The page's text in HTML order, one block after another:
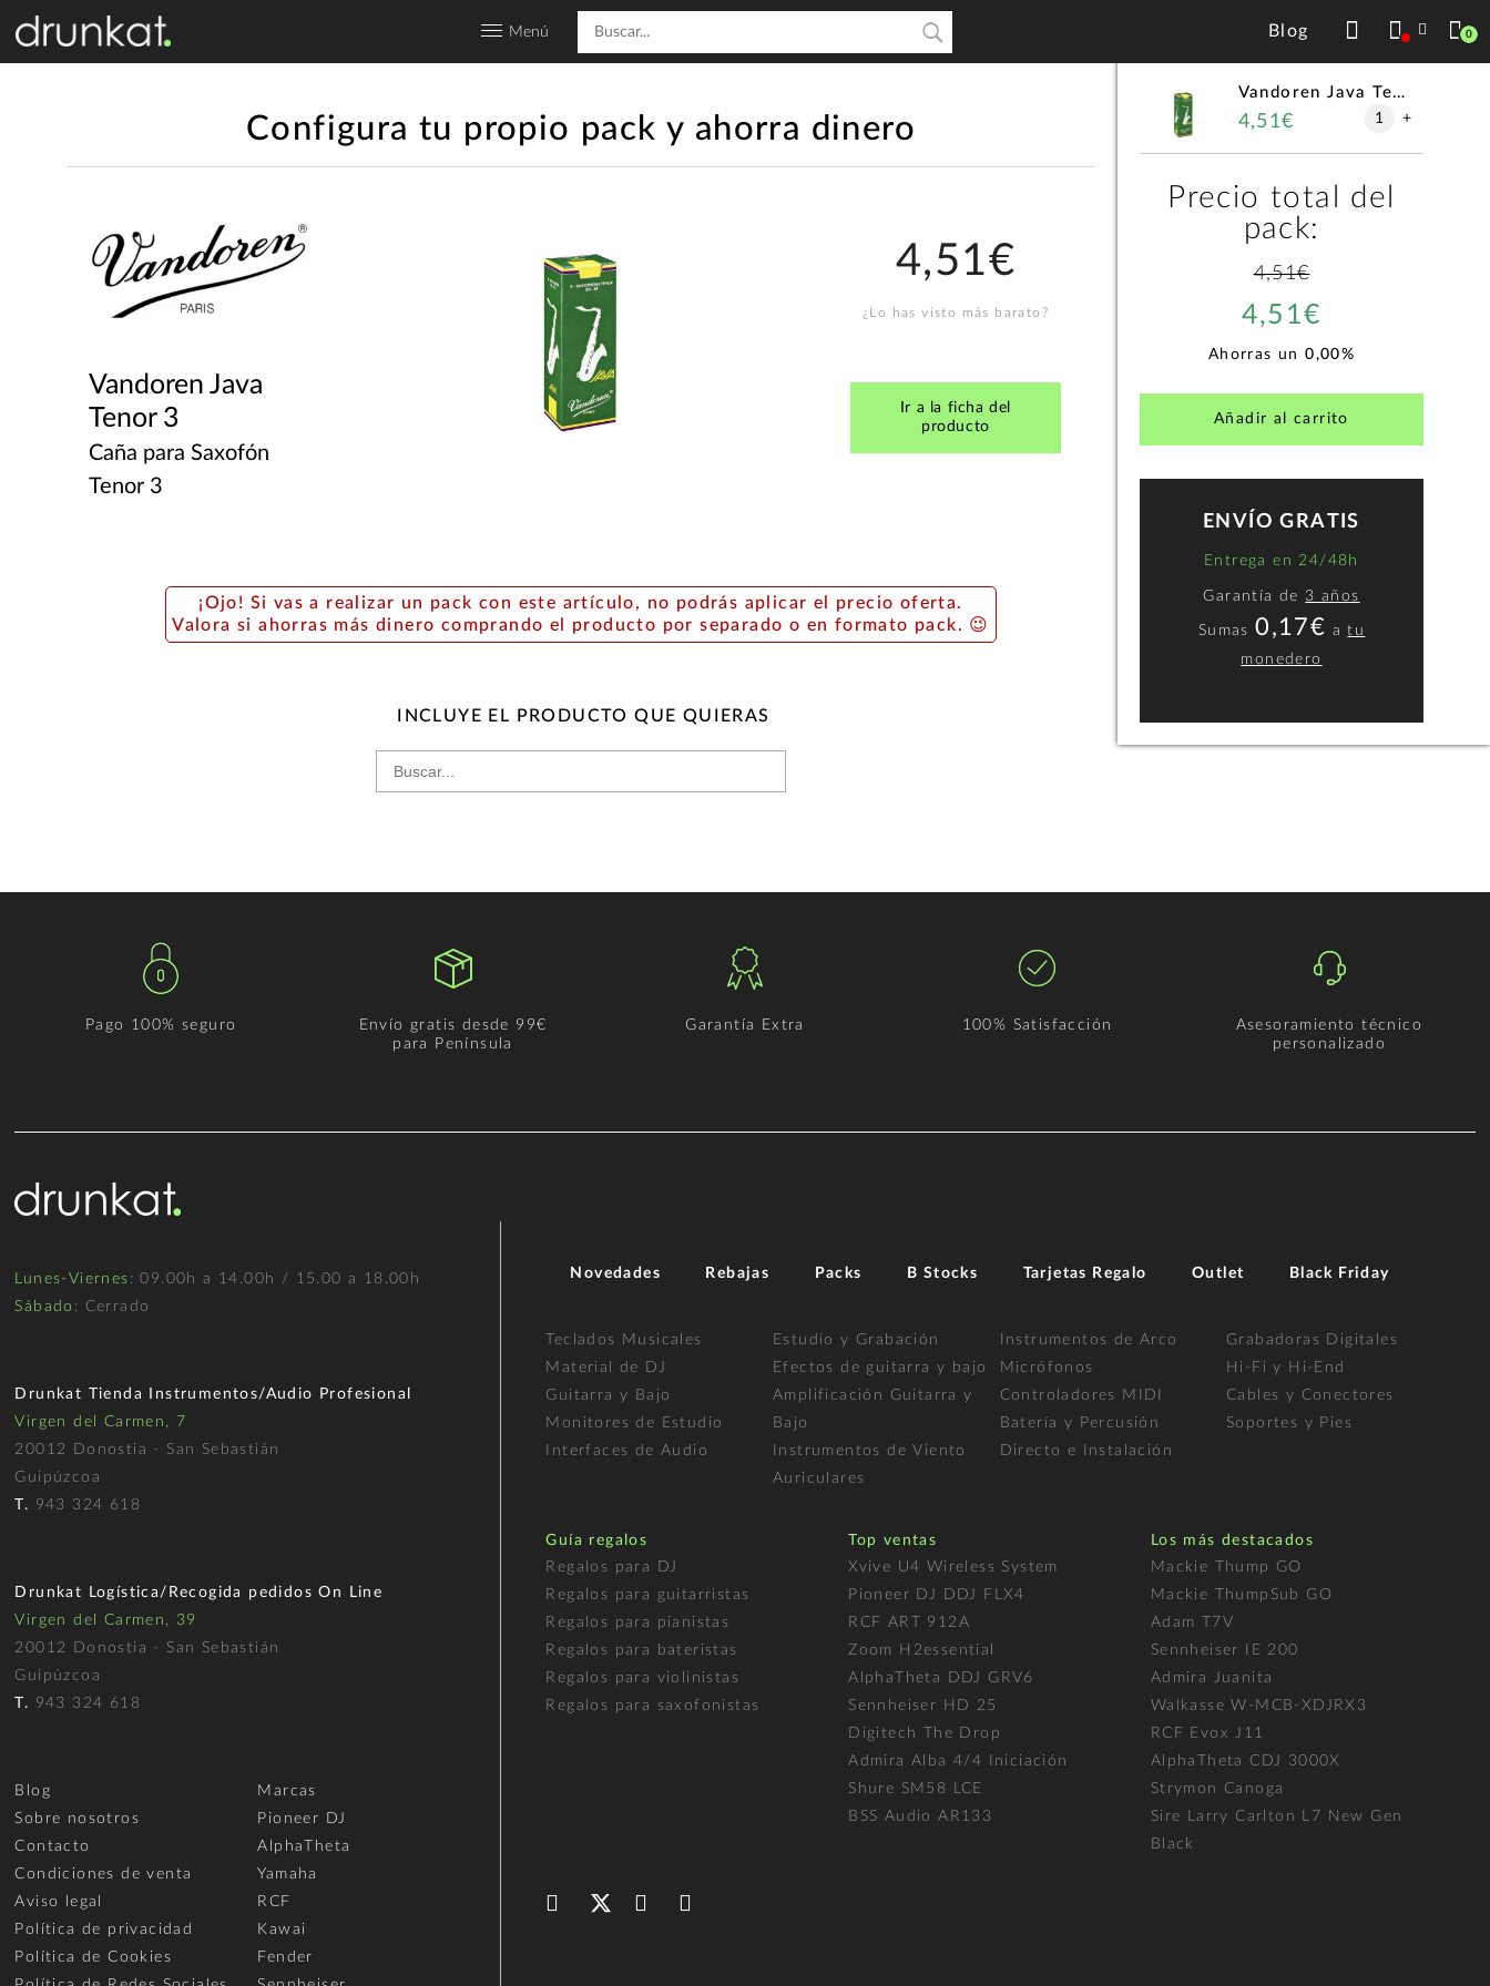
Menú Blog 0
Configura tu propio pack y ahorra dinero
Vandoren Java
Tenor 3
Caña para Saxofón
Tenor 3
4,51€
¿Lo has visto más barato?
Ir a la ficha del
producto
¡Ojo! Si vas a realizar un pack con este artículo, no podrás aplicar el precio oferta.
Valora si ahorras más dinero comprando el producto por separado o en formato pack. 😉
INCLUYE EL PRODUCTO QUE QUIERAS
CONFIGURACIÓN
Vandoren Java Tenor 3
4,51€ 1 +
Precio total del
pack:
4,51€
4,51€
Ahorras un0,00%
Añadir al carrito
ENVÍO GRATIS
Entrega en 24/48h
Garantía de 3 años
Sumas0,17€ atu
monedero
Pago 100% seguro
Envío gratis desde 99€
para Península
Garantía Extra 100% Satisfacción
Asesoramiento técnico
personalizado
Lunes-Viernes : 09.00h a 14.00h / 15.00 a 18.00h
Sábado : Cerrado
Drunkat Tienda Instrumentos/Audio Profesional
Virgen del Carmen, 7
20012 Donostia - San Sebastián
Guipúzcoa
T. 943 324 618
Drunkat Logística/Recogida pedidos On Line
Virgen del Carmen, 39
20012 Donostia - San Sebastián
Guipúzcoa
T. 943 324 618
Blog
Sobre nosotros
Contacto
Condiciones de venta
Aviso legal
Política de privacidad
Política de Cookies
Marcas
Pioneer DJ
AlphaTheta
Yamaha
RCF
Kawai
Fender
Novedades Rebajas Packs B Stocks Tarjetas Regalo Outlet Black Friday
Teclados Musicales
Material de DJ
Guitarra y Bajo
Monitores de Estudio
Interfaces de Audio
Estudio y Grabación
Efectos de guitarra y bajo
Amplificación Guitarra y
Bajo
Instrumentos de Viento
Auriculares
Instrumentos de Arco
Micrófonos
Controladores MIDI
Batería y Percusión
Directo e Instalación
Grabadoras Digitales
Hi-Fi y Hi-End
Cables y Conectores
Soportes y Pies
Guía regalos
Regalos para DJ
Regalos para guitarristas
Regalos para pianistas
Regalos para bateristas
Regalos para violinistas
Regalos para saxofonistas
Top ventas
Xvive U4 Wireless System
Pioneer DJ DDJ FLX4
RCF ART 912A
Zoom H2essential
AlphaTheta DDJ GRV6
Sennheiser HD 25
Digitech The Drop
Admira Alba 4/4 Iniciación
Shure SM58 LCE
BSS Audio AR133
Los más destacados
Mackie Thump GO
Mackie ThumpSub GO
Adam T7V
Sennheiser IE 200
Admira Juanita
Walkasse W-MCB-XDJRX3
RCF Evox J11
AlphaTheta CDJ 3000X
Strymon Canoga
Sire Larry Carlton L7 New Gen
Black